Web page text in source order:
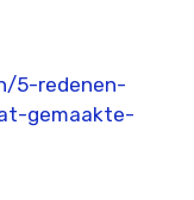
5-redenen-
gemaakte-